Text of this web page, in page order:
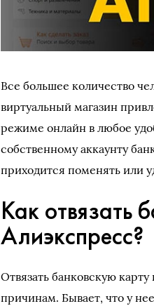
Все большее количество
виртуальный магазин
режиме онлайн в любое
собственному аккаунту
приходится поменять или
Как отвязать
Алиэкспресс?
Отвязать банковскую
причинам. Бывает, что у